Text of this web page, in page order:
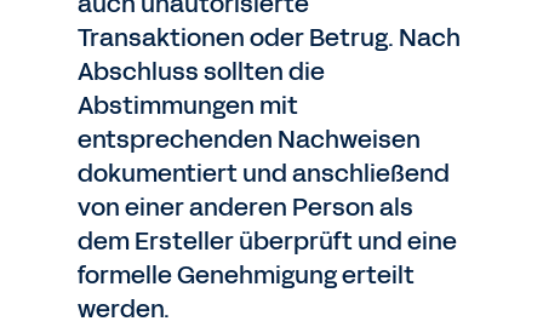
Transaktionen oder Betrug. Nach
Abschluss sollten die
Abstimmungen mit
entsprechenden Nachweisen
dokumentiert und anschließend
von einer anderen Person als
dem Ersteller überprüft und eine
formelle Genehmigung erteilt
werden.